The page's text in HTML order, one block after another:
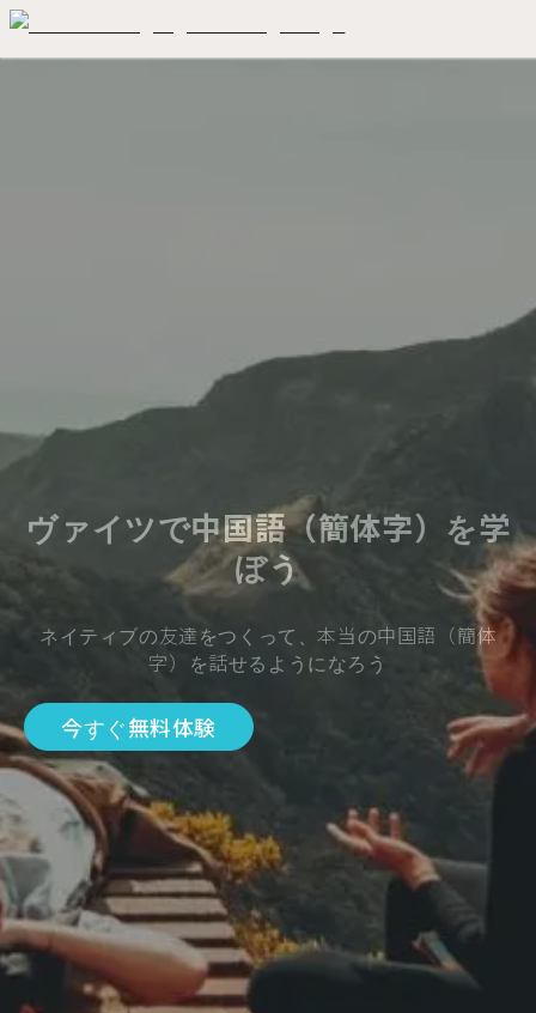
ヴァイツで中国語（簡体字）を学
ぼう
ネイティブの友達をつくって、本当の中国語（簡体
字）を話せるようになろう
今すぐ無料体験